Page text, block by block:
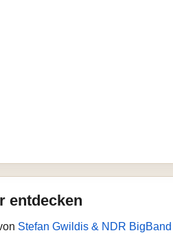
entdecken
Stefan Gwildis & NDR BigBand